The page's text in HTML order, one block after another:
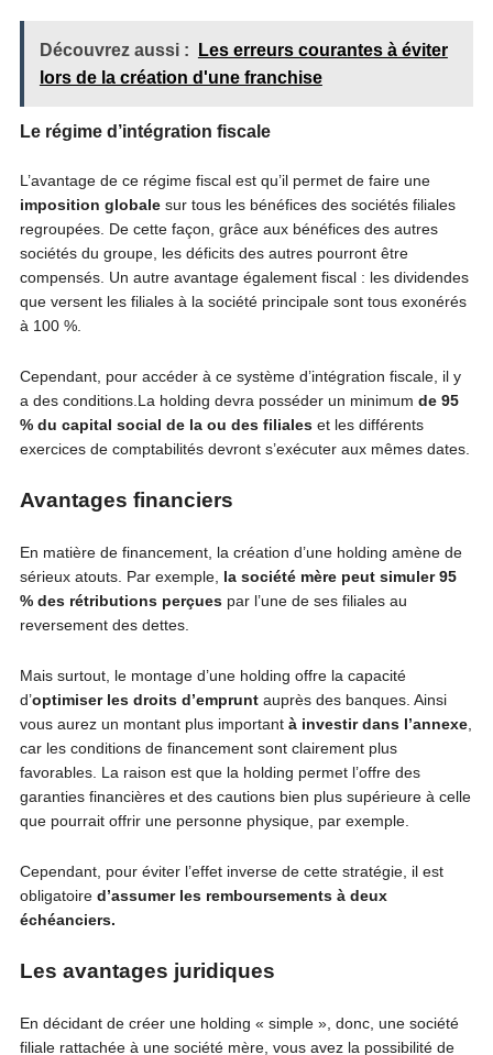
Découvrez aussi :
Les erreurs courantes à éviter
lors de la création d'une franchise
Le régime d’intégration fiscale
L’avantage de ce régime fiscal est qu’il permet de faire une
imposition globalesur tous les bénéfices des sociétés filiales
regroupées. De cette façon, grâce aux bénéfices des autres
sociétés du groupe, les déficits des autres pourront être
compensés. Un autre avantage également fiscal : les dividendes
que versent les filiales à la société principale sont tous exonérés
à 100 %.
Cependant, pour accéder à ce système d’intégration fiscale, il y
a des conditions.La holding devra posséder un minimum de 95
% du capital social de la ou des filialeset les différents
exercices de comptabilités devront s’exécuter aux mêmes dates.
Avantages financiers
En matière de financement, la création d’une holding amène de
sérieux atouts. Par exemple, la société mère peut simuler 95
% des rétributions perçues par l’une de ses filiales au
reversement des dettes.
Mais surtout, le montage d’une holding offre la capacité
d’optimiser les droits d’empruntauprès des banques. Ainsi
vous aurez un montant plus important à investir dans l’annexe,
car les conditions de financement sont clairement plus
favorables. La raison est que la holding permet l’offre des
garanties financières et des cautions bien plus supérieure à celle
que pourrait offrir une personne physique, par exemple.
Cependant, pour éviter l’effet inverse de cette stratégie, il est
obligatoire d’assumer les remboursements à deux
échéanciers.
Les avantages juridiques
En décidant de créer une holding « simple », donc, une société
filiale rattachée à une société mère, vous avez la possibilité de